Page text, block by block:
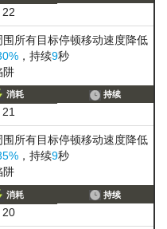
22
围所有目标停顿移动速度降低
，持续9秒
阱
消耗
21
持续
围所有目标停顿移动速度降低
，持续9秒
阱
消耗
20
持续